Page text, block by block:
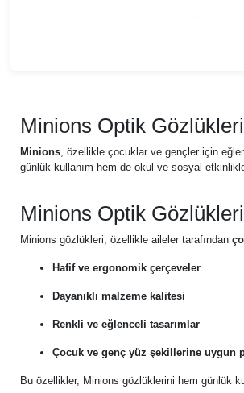
Minions Optik Gözlükleri
Minions, özellikle çocuklar ve gençler için
günlük kullanım hem de okul ve sosyal
Minions Optik
Minions gözlükleri, özellikle aileler tarafından
Hafif ve ergonomik çerçeveler
Dayanıklı malzeme kalitesi
Renkli ve eğlenceli tasarımlar
Çocuk ve genç yüz şekillerine uygun
Bu özellikler, Minions gözlüklerini hem günlük